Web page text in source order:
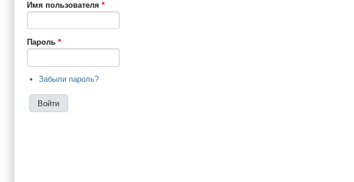
Имя пользователя *
Пароль *
Забыли пароль?